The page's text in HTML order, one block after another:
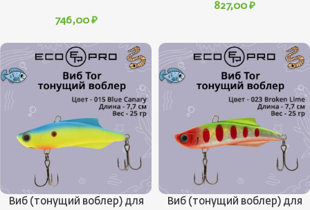
746,00 ₽
827,00 ₽
Виб (тонущий воблер) для
Виб (тонущий воблер) для